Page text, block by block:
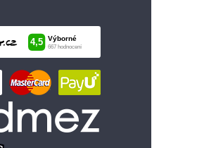
1 099 Kč
Vložit do košíku